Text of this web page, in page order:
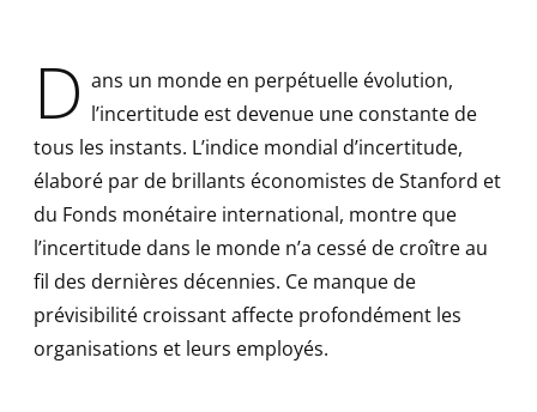
D ans un monde en perpétuelle évolution,
l’incertitude est devenue une constante de
tous les instants. L’indice mondial d’incertitude,
élaboré par de brillants économistes de Stanford et
du Fonds monétaire international, montre que
l’incertitude dans le monde n’a cessé de croître au
fil des dernières décennies. Ce manque de
prévisibilité croissant affecte profondément les
organisations et leurs employés.